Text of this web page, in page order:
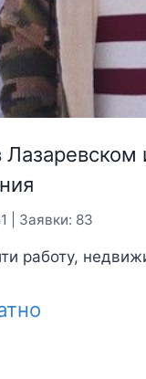
Лазаревском
| Заявки: 83
работу,